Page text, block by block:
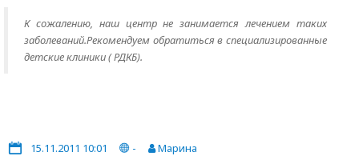
К сожалению, наш центр не занимается лечением таких
заболеваний.Рекомендуем обратиться в специализированные
детские клиники ( РДКБ).
15.11.2011 10:01 -
Марина